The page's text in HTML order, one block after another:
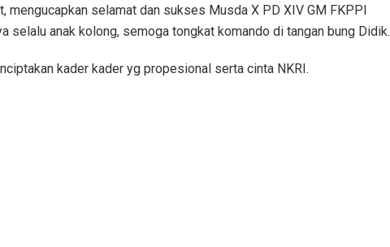
mengucapkan selamat dan sukses Musda X PD XIV GM FKPPI
selalu anak kolong, semoga tongkat komando di tangan bung Didik.
kader kader yg propesional serta cinta NKRI.